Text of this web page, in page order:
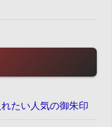
たい人気の御朱印